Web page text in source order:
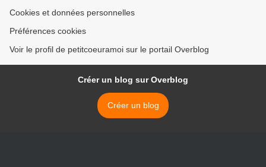
Cookies et données personnelles
Préférences cookies
Voir le profil de petitcoeuramoi sur le portail Overblog
Créer un blog sur Overblog
Créer un blog